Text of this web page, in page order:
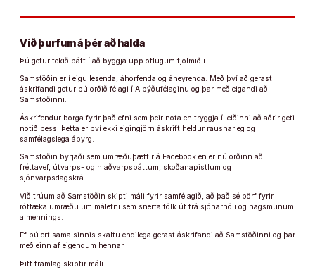
Við þurfum á þér að halda
Þú getur tekið þátt í að byggja upp öflugum fjölmiðli.
Samstöðin er í eigu lesenda, áhorfenda og áheyrenda. Með því að gerast
áskrifandi getur þú orðið félagi í Alþýðufélaginu og þar með eigandi að
Samstöðinni.
Áskrifendur borga fyrir það efni sem þeir nota en tryggja í leiðinni að aðrir geti
notið þess. Þetta er því ekki eigingjörn áskrift heldur rausnarleg og
samfélagslega ábyrg.
Samstöðin byrjaði sem umræðuþættir á Facebook en er nú orðinn að
fréttavef, útvarps- og hlaðvarpsþáttum, skoðanapistlum og
sjónvarpsdagskrá.
Við trúum að Samstöðin skipti máli fyrir samfélagið, að það sé þörf fyrir
róttæka umræðu um málefni sem snerta fólk út frá sjónarhóli og hagsmunum
almennings.
Ef þú ert sama sinnis skaltu endilega gerast áskrifandi að Samstöðinni og þar
með einn af eigendum hennar.
Þitt framlag skiptir máli.